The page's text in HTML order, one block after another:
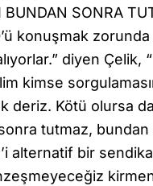
BUNDAN SONRA
konuşmak zorunda
diyen Çelik,
kimse
deriz. Kötü olursa
sonra tutmaz,
alternatif bir